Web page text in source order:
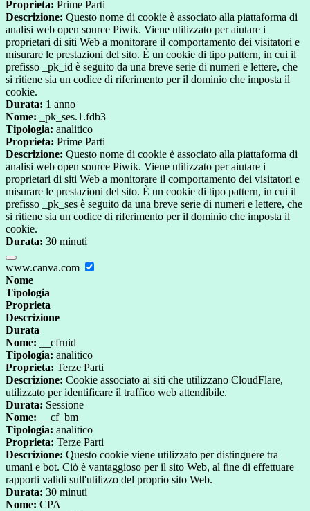
Proprieta: Prime Parti
Descrizione: Questo nome di cookie è associato alla piattaforma di
analisi web open source Piwik. Viene utilizzato per aiutare i
proprietari di siti Web a monitorare il comportamento dei visitatori e
misurare le prestazioni del sito. È un cookie di tipo pattern, in cui il
prefisso _pk_id è seguito da una breve serie di numeri e lettere, che
si ritiene sia un codice di riferimento per il dominio che imposta il
cookie.
Durata: 1 anno
Nome: _pk_ses.1.fdb3
Tipologia: analitico
Proprieta: Prime Parti
Descrizione: Questo nome di cookie è associato alla piattaforma di
analisi web open source Piwik. Viene utilizzato per aiutare i
proprietari di siti Web a monitorare il comportamento dei visitatori e
misurare le prestazioni del sito. È un cookie di tipo pattern, in cui il
prefisso _pk_ses è seguito da una breve serie di numeri e lettere, che
si ritiene sia un codice di riferimento per il dominio che imposta il
cookie.
Durata: 30 minuti
www.canva.com
Nome
Tipologia
Proprieta
Descrizione
Durata
Nome: __cfruid
Tipologia: analitico
Proprieta: Terze Parti
Descrizione: Cookie associato ai siti che utilizzano CloudFlare,
utilizzato per identificare il traffico web attendibile.
Durata: Sessione
Nome: __cf_bm
Tipologia: analitico
Proprieta: Terze Parti
Descrizione: Questo cookie viene utilizzato per distinguere tra
umani e bot. Ciò è vantaggioso per il sito Web, al fine di effettuare
rapporti validi sull'utilizzo del proprio sito Web.
Durata: 30 minuti
Nome: CPA